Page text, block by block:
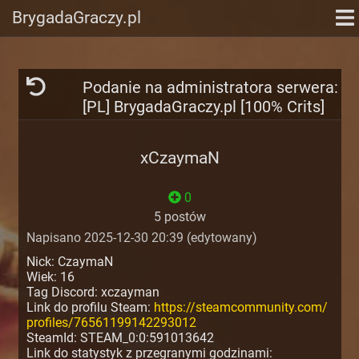
BrygadaGraczy.pl
Podanie na administratora serwera:
[PL] BrygadaGraczy.pl [100% Crits]
xCzaymaN
0
5 postów
Napisano 2025-12-30 20:39 (edytowany)
Nick: CzaymaN
Wiek: 16
Tag Discord: xczayman
Link do profilu Steam: https://steamcommunity.com/
profiles/76561199142293012
SteamId: STEAM_0:0:591013642
Link do statystyk z przegranymi godzinami: